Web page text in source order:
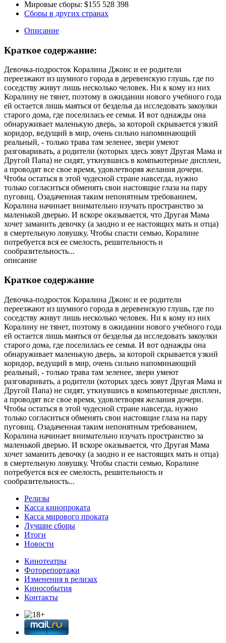
Мировые сборы: $155 528 398
Сборы в других странах
Описание
Краткое содержание:
Девочка-подросток Коралина Джонс и ее родители
переезжают из шумного города в деревенскую глушь, где по
соседству живут лишь несколько человек. Ни к кому из них
Коралину не тянет, поэтому в ожидании нового учебного года
ей остается лишь маяться от безделья да исследовать закоулки
старого дома, где поселилась ее семья. И вот однажды она
обнаруживает маленькую дверь, за которой скрывается узкий
коридор, ведущий в мир, очень сильно напоминающий
реальный, - только трава там зеленее, звери умеют
разговаривать, а родители (которых здесь зовут Другая Мама и
Другой Папа) не сидят, уткнувшись в компьютерные дисплеи,
а проводят все свое время, удовлетворяя желания дочери.
Чтобы остаться в этой чудесной стране навсегда, нужно
только согласиться обменять свои настоящие глаза на пару
пуговиц. Озадаченная таким непонятным требованием,
Коралина начинает внимательно изучать пространство за
маленькой дверью. И вскоре оказывается, что Другая Мама
хочет заманить девочку (а заодно и ее настоящих мать и отца)
в смертельную ловушку. Чтобы спасти семью, Коралине
потребуется вся ее смелость, решительность и
сообразительность...
описание
Краткое содержание
Девочка-подросток Коралина Джонс и ее родители
переезжают из шумного города в деревенскую глушь, где по
соседству живут лишь несколько человек. Ни к кому из них
Коралину не тянет, поэтому в ожидании нового учебного года
ей остается лишь маяться от безделья да исследовать закоулки
старого дома, где поселилась ее семья. И вот однажды она
обнаруживает маленькую дверь, за которой скрывается узкий
коридор, ведущий в мир, очень сильно напоминающий
реальный, - только трава там зеленее, звери умеют
разговаривать, а родители (которых здесь зовут Другая Мама и
Другой Папа) не сидят, уткнувшись в компьютерные дисплеи,
а проводят все свое время, удовлетворяя желания дочери.
Чтобы остаться в этой чудесной стране навсегда, нужно
только согласиться обменять свои настоящие глаза на пару
пуговиц. Озадаченная таким непонятным требованием,
Коралина начинает внимательно изучать пространство за
маленькой дверью. И вскоре оказывается, что Другая Мама
хочет заманить девочку (а заодно и ее настоящих мать и отца)
в смертельную ловушку. Чтобы спасти семью, Коралине
потребуется вся ее смелость, решительность и
сообразительность...
Релизы
Касса кинопроката
Касса мирового проката
Лучшие сборы
Итоги
Новости
Кинотеатры
Фоторепортажи
Изменения в релизах
Кинособытия
Контакты